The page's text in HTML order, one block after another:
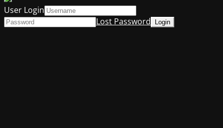
User Login
Lost Password